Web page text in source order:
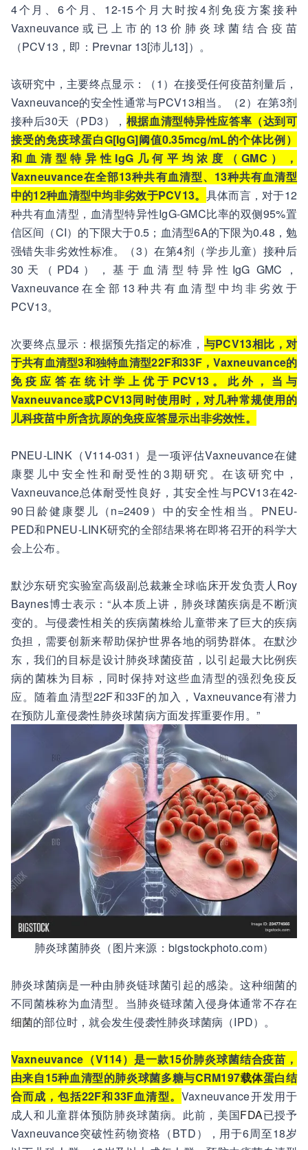
4个月、6个月、12-15个月大时按4剂免疫方案接种
Vaxneuvance或已上市的13价肺炎球菌结合疫苗
（PCV13，即：Prevnar 13[沛儿13]）。
该研究中，主要终点显示：（1）在接受任何疫苗剂量后，
Vaxneuvance的安全性通常与PCV13相当。（2）在第3剂
接种后30天（PD3）， 根据血清型特异性应答率（达到可
接受的免疫球蛋白G[IgG]阈值0.35mcg/mL的个体比例）
和血清型特异性IgG几何平均浓度（GMC），
Vaxneuvance在全部13种共有血清型、13种共有血清型
中的12种血清型中均非劣效于PCV13。 具体而言，对于12
种共有血清型，血清型特异性IgG-GMC比率的双侧95%置
信区间（CI）的下限大于0.5；血清型6A的下限为0.48，勉
强错失非劣效性标准。（3）在第4剂（学步儿童）接种后
30天（PD4），基于血清型特异性IgG GMC，
Vaxneuvance在全部13种共有血清型中均非劣效于
PCV13。
次要终点显示：根据预先指定的标准， 与PCV13相比，对
于共有血清型3和独特血清型22F和33F，Vaxneuvance的
免疫应答在统计学上优于PCV13。此外，当与
Vaxneuvance或PCV13同时使用时，对几种常规使用的
儿科疫苗中所含抗原的免疫应答显示出非劣效性。
PNEU-LINK（V114-031）是一项评估Vaxneuvance在健
康婴儿中安全性和耐受性的3期研究。在该研究中，
Vaxneuvance总体耐受性良好，其安全性与PCV13在42-
90日龄健康婴儿（n=2409）中的安全性相当。PNEU-
PED和PNEU-LINK研究的全部结果将在即将召开的科学大
会上公布。
默沙东研究实验室高级副总裁兼全球临床开发负责人Roy
Baynes博士表示：“从本质上讲，肺炎球菌疾病是不断演
变的。与侵袭性相关的疾病菌株给儿童带来了巨大的疾病
负担，需要创新来帮助保护世界各地的弱势群体。在默沙
东，我们的目标是设计肺炎球菌疫苗，以引起最大比例疾
病的菌株为目标，同时保持对这些血清型的强烈免疫反
应。随着血清型22F和33F的加入，Vaxneuvance有潜力
在预防儿童侵袭性肺炎球菌病方面发挥重要作用。”
肺炎球菌肺炎（图片来源：bigstockphoto.com）
肺炎球菌病是一种由肺炎链球菌引起的感染。这种细菌的
不同菌株称为血清型。当肺炎链球菌入侵身体通常不存在
细菌的部位时，就会发生侵袭性肺炎球菌病（IPD）。
Vaxneuvance（V114）是一款15价肺炎球菌结合疫苗，
由来自15种血清型的肺炎球菌多糖与CRM197载体蛋白结
合而成，包括22F和33F血清型。 Vaxneuvance开发用于
成人和儿童群体预防肺炎球菌病。此前，美国FDA已授予
Vaxneuvance突破性药物资格（BTD），用于6周至18岁